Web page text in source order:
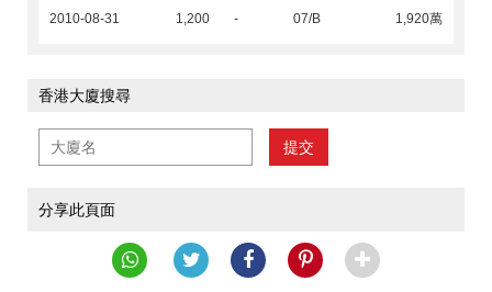
2010-08-31
1,200 - 07/B 1,920萬
香港大廈搜尋
提交
分享此頁面